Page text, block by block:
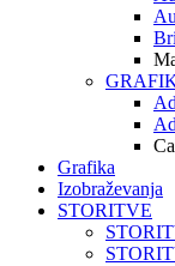
Grafika
Izobraževanja
STORITVE